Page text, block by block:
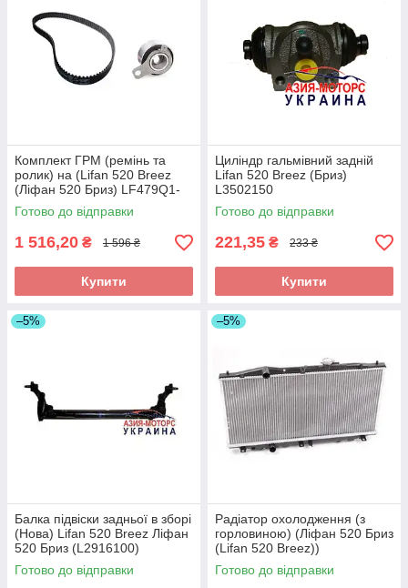
Комплект ГРМ (ремінь та
ролик) на (Lifan 520 Breez
(Ліфан 520 Бриз) LF479Q1-
1025016A-K
Готово до відправки
1 516,20 ₴ 1 596 ₴
Купити
Циліндр гальмівний задній
Lifan 520 Breez (Бриз)
L3502150
Готово до відправки
221,35 ₴ 233 ₴
Купити
–5%
Балка підвіски задньої в зборі
(Нова) Lifan 520 Breez Ліфан
520 Бриз (L2916100)
Готово до відправки
–5%
Радіатор охолодження (з
горловиною) (Ліфан 520 Бриз
(Lifan 520 Breez))
LBA1301000B1
Готово до відправки